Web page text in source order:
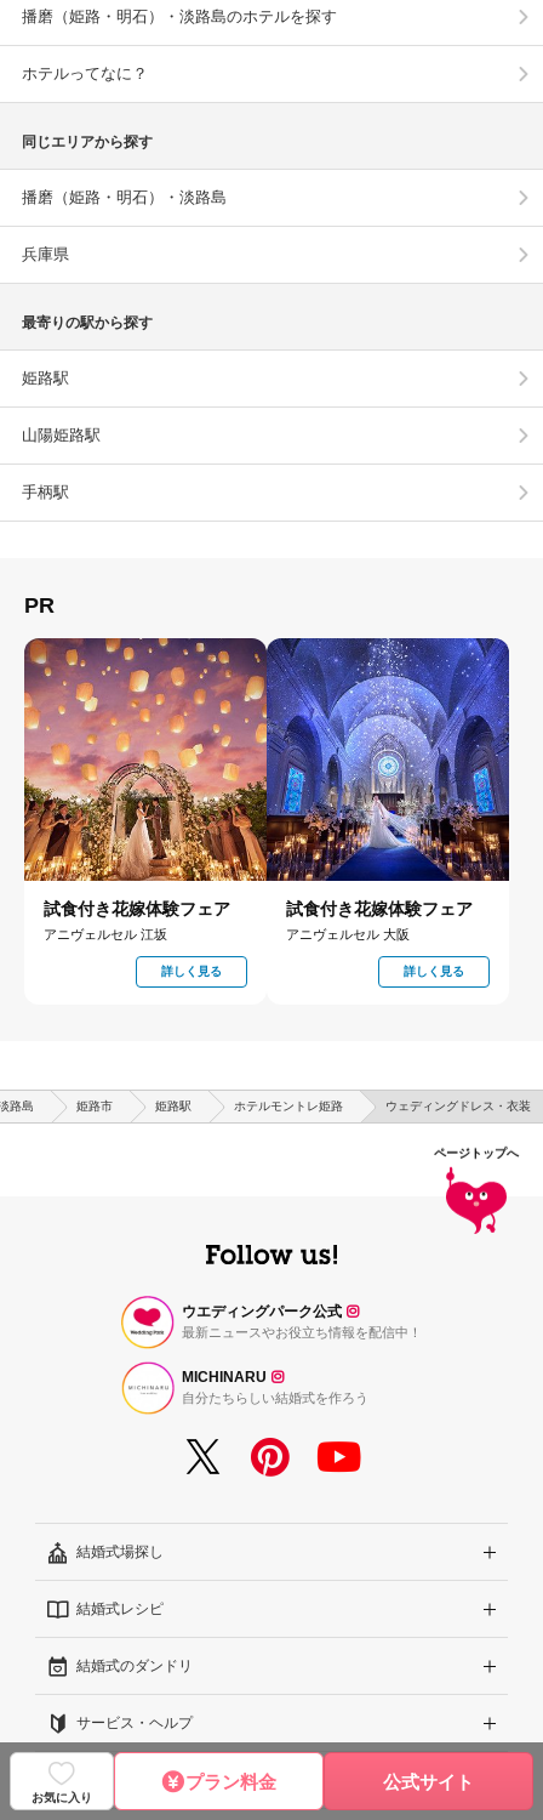
お気に入り
プラン料金 公式サイト
播磨（姫路・明石）・淡路島のホテルを探す
ホテルってなに？
同じエリアから探す
播磨（姫路・明石）・淡路島
兵庫県
最寄りの駅から探す
姫路駅
山陽姫路駅
手柄駅
PR
試食付き花嫁体験フェア
アニヴェルセル 江坂
詳しく見る
試食付き花嫁体験フェア
アニヴェルセル 大阪
詳しく見る
路島 姫路市 姫路駅 ホテルモントレ姫路 ウェディングドレス・衣装
ページトップへ
ウエディングパーク公式
最新ニュースやお役立ち情報を配信中！
MICHINARU
自分たちらしい結婚式を作ろう
結婚式場探し
エリアから探す
こだわりから探す
雰囲気から探す
見積りから探す
結婚式レシピ
結婚式準備レポート『ハナレポ』
結婚式当日の動画『ムビレポ』
結婚式のダンドリ
結婚準備ガイド
Wedding Park Magazine
サービス・ヘルプ
サイトコンセプト
規約・会社案内